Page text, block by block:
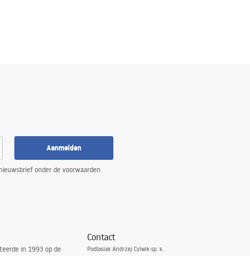
Aanmelden
onder de voorwaarden
in 1993 op de
Contact
Podlasiak Andrzej Cylwik sp. k.